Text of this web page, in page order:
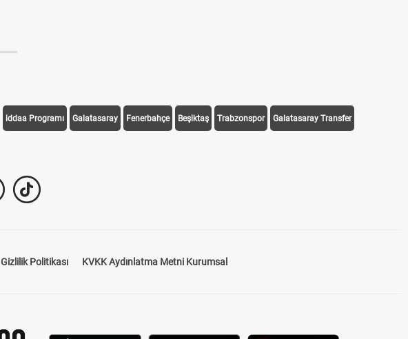
iddaa Programı Galatasaray Fenerbahçe Beşiktaş Trabzonspor Galatasaray Transfer
Gizlilik Politikası KVKK Aydınlatma Metni Kurumsal